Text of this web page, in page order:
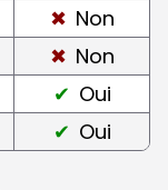
Non
Non
Oui
Oui